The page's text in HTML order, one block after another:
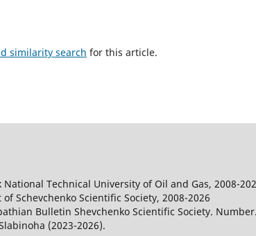
similarity search for this article.
Technical University of Oil and Gas, 2008-
Schevchenko Scientific Society, 2008-2026
Bulletin Shevchenko Scientific Society.
(2023-2026).